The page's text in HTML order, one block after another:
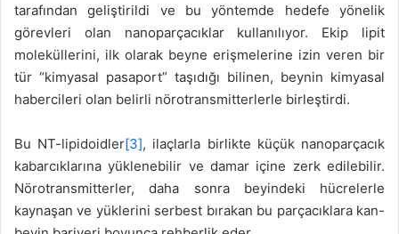
tarafından geliştirildi ve bu yöntemde hedefe yönelik
görevleri olan nanoparçacıklar kullanılıyor. Ekip lipit
moleküllerini, ilk olarak beyne erişmelerine izin veren bir
tür “kimyasal pasaport” taşıdığı bilinen, beynin kimyasal
habercileri olan belirli nörotransmitterlerle birleştirdi.
Bu NT-lipidoidler[3], ilaçlarla birlikte küçük nanoparçacık
kabarcıklarına yüklenebilir ve damar içine zerk edilebilir.
Nörotransmitterler, daha sonra beyindeki hücrelerle
kaynaşan ve yüklerini serbest bırakan bu parçacıklara kan-